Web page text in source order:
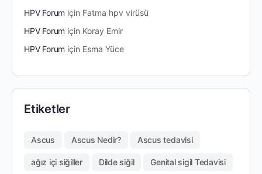
HPV Forum için Fatma hpv virüsü
HPV Forum için Koray Emir
HPV Forum için Esma Yüce
Etiketler
Ascus Ascus Nedir? Ascus tedavisi
ağız içi siğiller Dilde siğil Genital sigil Tedavisi